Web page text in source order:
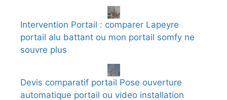
Intervention Portail : comparer Lapeyre
portail alu battant ou mon portail somfy ne
souvre plus
Devis comparatif portail Pose ouverture
automatique portail ou video installation